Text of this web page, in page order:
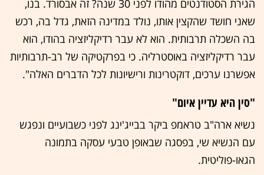
הגירת הסטודנטים מהודו לפני 30 שנה? זה אבסורד. בנו,
שאני חושד שהקצין אותו, נולד במדינה הזאת, גדל בה, רכש
בה השכלה תרבותית. הוא לא עבר רדיקליזציה בהודו, הוא
עבר רדיקליזציה באוסטרליה. כי בפרקטיקה של רב-תרבותיות
אפשרנו ערכים, דוקטרינות ורישיונות לכל הדברים האלה".
"סין היא עדיין איום"
נשיא ארה"ב טראמפ ביקר בבייג'ינג לפני כשבועיים ונפגש
עם הנשיא שי, בפסגה שבאופן טבעי עסקה בתמונה
הגאו-פוליטית.